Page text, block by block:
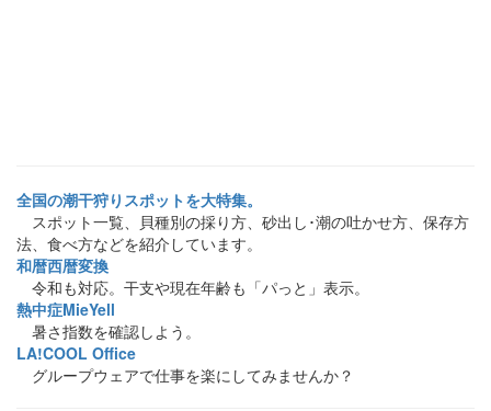
全国の潮干狩りスポットを大特集。
スポット一覧、貝種別の採り方、砂出し･潮の吐かせ方、保存方
法、食べ方などを紹介しています。
和暦西暦変換
令和も対応。干支や現在年齢も「パっと」表示。
熱中症MieYell
暑さ指数を確認しよう。
LA!COOL Office
グループウェアで仕事を楽にしてみませんか？